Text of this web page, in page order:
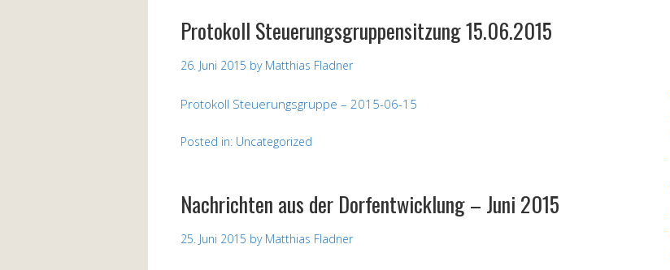
Protokoll Steuerungsgruppensitzung 15.06.2015
26. Juni 2015 by Matthias Fladner
Protokoll Steuerungsgruppe – 2015-06-15
Posted in: Uncategorized
Nachrichten aus der Dorfentwicklung – Juni 2015
25. Juni 2015 by Matthias Fladner